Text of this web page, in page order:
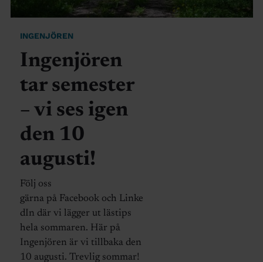
INGENJÖREN
Ingenjören
tar semester
– vi ses igen
den 10
augusti!
Följ oss
gärna på Facebook och Linke
dIn där vi lägger ut lästips
hela sommaren. Här på
Ingenjören är vi tillbaka den
10 augusti. Trevlig sommar!